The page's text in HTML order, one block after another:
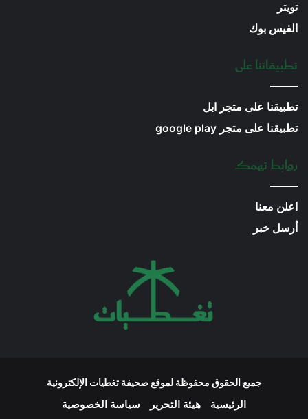
تويتر
الفيس بوك
تطبيقاتنا على
تطبيقنا على متجر ابل
تطبيقنا على متجر google play
روابط تهمك
اعلن معنا
أرسل خبر
جميع الحقوق محفوظة لموقع صحيفة تغطيات الإلكترونية
الرئيسية هيئة التحرير سياسة الخصوصية